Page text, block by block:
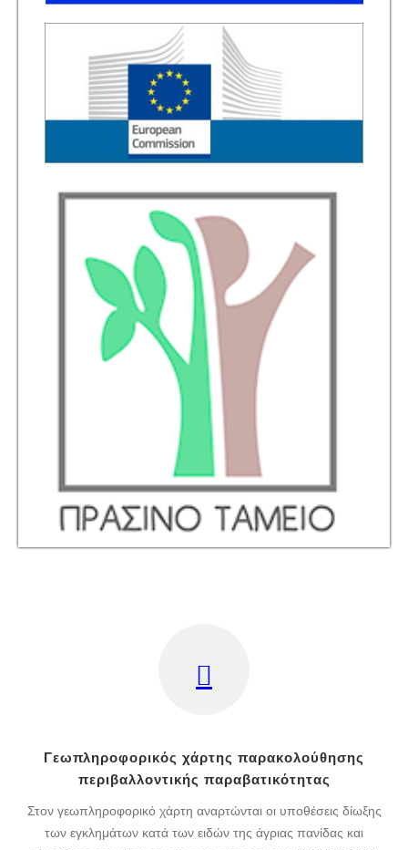
Γεωπληροφορικός χάρτης παρακολούθησης
περιβαλλοντικής παραβατικότητας
Στον γεωπληροφορικό χάρτη αναρτώνται οι υποθέσεις δίωξης
των εγκλημάτων κατά των ειδών της άγριας πανίδας και